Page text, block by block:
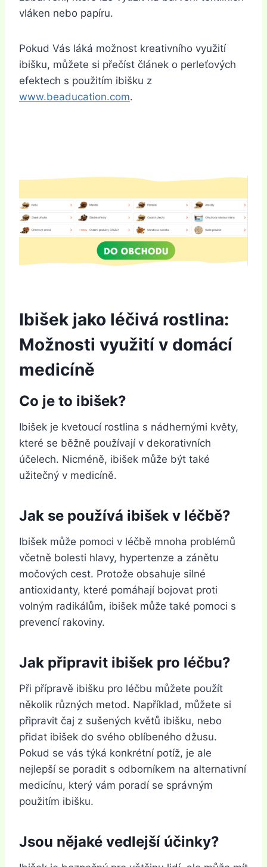
vláken nebo papíru.
Pokud Vás láká možnost kreativního využití
ibišku, můžete si přečíst článek o perleťových
efektech s použitím ibišku z
www.beaducation.com.
Ibišek jako léčivá rostlina:
Možnosti využití v domácí
medicíně
Co je to ibišek?
Ibišek je kvetoucí rostlina s nádhernými květy,
které se běžně používají v dekorativních
účelech. Nicméně, ibišek může být také
užitečný v medicíně.
Jak se používá ibišek v léčbě?
Ibišek může pomoci v léčbě mnoha problémů
včetně bolesti hlavy, hypertenze a zánětu
močových cest. Protože obsahuje silné
antioxidanty, které pomáhají bojovat proti
volným radikálům, ibišek může také pomoci s
prevencí rakoviny.
Jak připravit ibišek pro léčbu?
Při přípravě ibišku pro léčbu můžete použít
několik různých metod. Například, můžete si
připravit čaj z sušených květů ibišku, nebo
přidat ibišek do svého oblíbeného džusu.
Pokud se vás týká konkrétní potíž, je ale
nejlepší se poradit s odborníkem na alternativní
medicínu, který vám poradí se správným
použitím ibišku.
Jsou nějaké vedlejší účinky?